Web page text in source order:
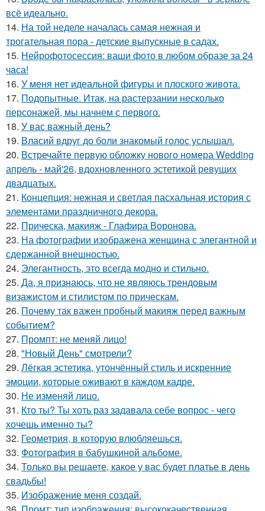
всё идеально.
14. На той неделе началась самая нежная и
трогательная пора - детские выпускные в садах.
15. Нейрофотосессия: ваши фото в любом образе за 24
часа!
16. У меня нет идеальной фигуры и плоского живота.
17. Подопытные. Итак, на растерзании несколько
персонажей, мы начнем с первого.
18. У вас важный день?
19. Власий вдруг до боли знакомый голос услышал.
20. Встречайте первую обложку нового номера Wedding
апрель - май'26, вдохновленного эстетикой ревущих
двадцатых.
21. Концепция: нежная и светлая пасхальная история с
элементами праздничного декора.
22. Прическа, макияж - Глафира Воронова.
23. На фотографии изображена женщина с элегантной и
сдержанной внешностью.
24. Элегантность, это всегда модно и стильно.
25. Да, я признаюсь, что не являюсь трендовым
визажистом и стилистом по прическам.
26. Почему так важен пробный макияж перед важным
событием?
27. Промпт: не меняй лицо!
28. "Новый День" смотрели?
29. Лёгкая эстетика, утончённый стиль и искренние
эмоции, которые оживают в каждом кадре.
30. Не изменяй лицо.
31. Кто ты? Ты хоть раз задавала себе вопрос - чего
хочешь именно ты?
32. Геометрия, в которую влюбляешься.
33. Фотография в бабушкиной альбоме.
34. Только вы решаете, какое у вас будет платье в день
свадьбы!
35. Изображение меня создай.